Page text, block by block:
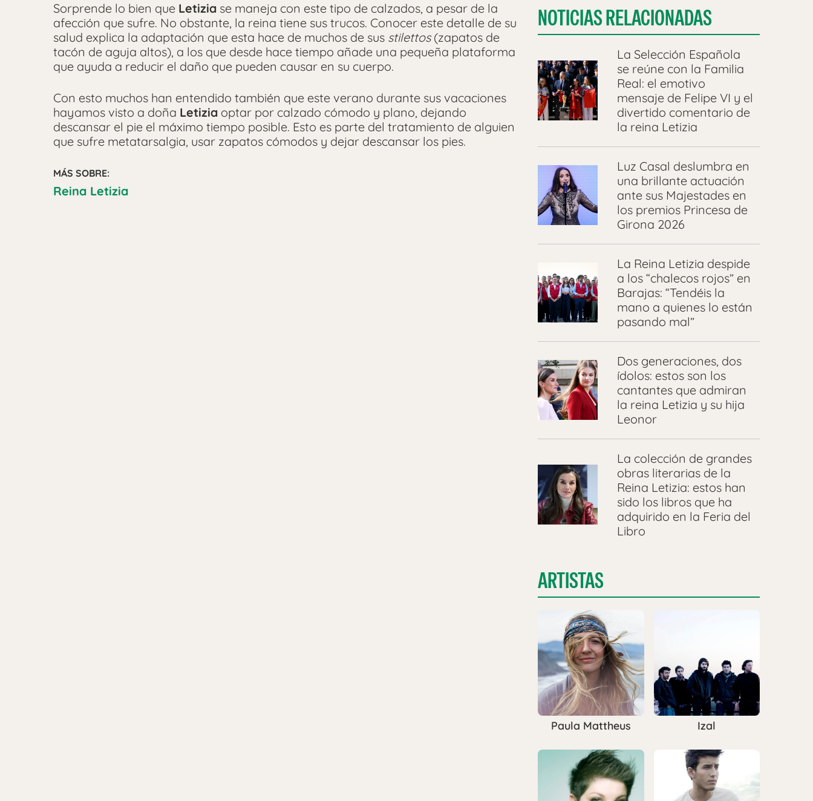
Sorprende lo bien que Letizia se maneja con este tipo de calzados, a pesar de la
afección que sufre. No obstante, la reina tiene sus trucos. Conocer este detalle de su
salud explica la adaptación que esta hace de muchos de sus stilettos(zapatos de
tacón de aguja altos), a los que desde hace tiempo añade una pequeña plataforma
que ayuda a reducir el daño que pueden causar en su cuerpo.
Con esto muchos han entendido también que este verano durante sus vacaciones
hayamos visto a doña Letizia optar por calzado cómodo y plano, dejando
descansar el pie el máximo tiempo posible. Esto es parte del tratamiento de alguien
que sufre metatarsalgia, usar zapatos cómodos y dejar descansar los pies.
MÁS SOBRE:
Reina Letizia
NOTICIAS RELACIONADAS
La Selección Española
se reúne con la Familia
Real: el emotivo
mensaje de Felipe VI y el
divertido comentario de
la reina Letizia
Luz Casal deslumbra en
una brillante actuación
ante sus Majestades en
los premios Princesa de
Girona 2026
La Reina Letizia despide
a los “chalecos rojos” en
Barajas: “Tendéis la
mano a quienes lo están
pasando mal”
Dos generaciones, dos
ídolos: estos son los
cantantes que admiran
la reina Letizia y su hija
Leonor
La colección de grandes
obras literarias de la
Reina Letizia: estos han
sido los libros que ha
adquirido en la Feria del
Libro
ARTISTAS
Paula Mattheus Izal